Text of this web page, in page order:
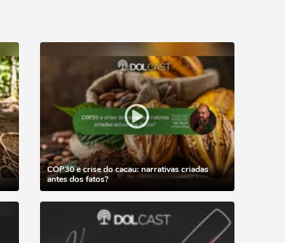
COP30 e crise do cacau: narrativas criadas
antes dos fatos?